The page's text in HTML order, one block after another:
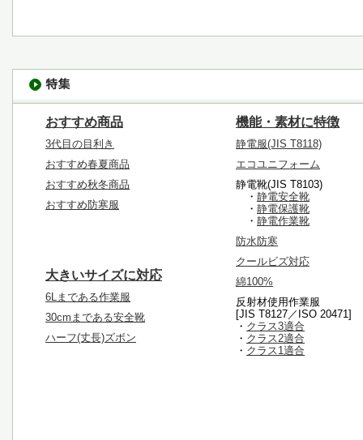
おすすめ商品
3代目の目利き
おすすめ春夏商品
おすすめ秋冬商品
おすすめ防寒服
大きいサイズに対応
6Lまである作業服
30cmまである安全靴
ハーフ(丈長)ズボン
機能・素材に特徴
静電服(JIS T8118)
エコユニフォーム
静電靴(JIS T8103)
・ 静電安全靴
・ 静電保護靴
・ 静電作業靴
防水防寒
クールビズ対応
綿100%
反射材使用作業服
[JIS T8127／ISO 20471]
・ クラス3適合
・ クラス2適合
・ クラス1適合